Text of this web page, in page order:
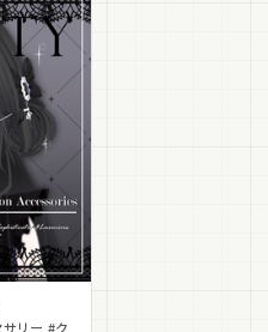
リー #ク